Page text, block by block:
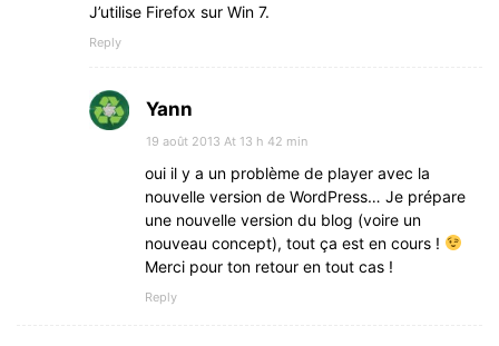
J’utilise Firefox sur Win 7.
Reply
Yann
19 août 2013 At 13 h 42 min
oui il y a un problème de player avec la
nouvelle version de WordPress… Je prépare
une nouvelle version du blog (voire un
nouveau concept), tout ça est en cours !
Merci pour ton retour en tout cas !
Reply